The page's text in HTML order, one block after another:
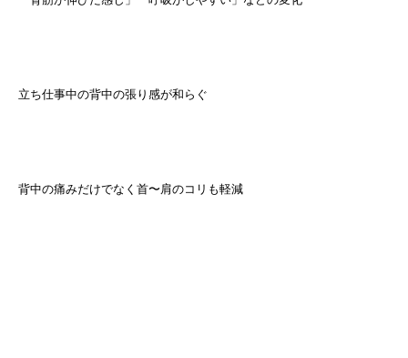
立ち仕事中の背中の張り感が和らぐ
背中の痛みだけでなく首〜肩のコリも軽減